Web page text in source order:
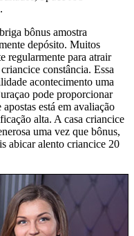
bônus amostra
depósito. Muitos
regularmente para atrair
constância. Essa
acontecimento uma
pode proporcionar
está em avaliação
alta. A casa criancice
uma vez que bônus,
abicar alento criancice 20